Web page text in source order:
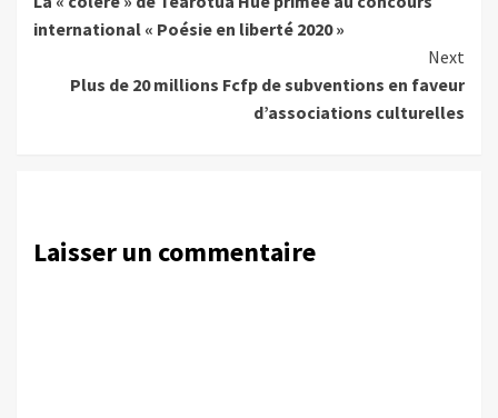
Reading
international « Poésie en liberté 2020 »
Next
Plus de 20 millions Fcfp de subventions en faveur
d’associations culturelles
Laisser un commentaire